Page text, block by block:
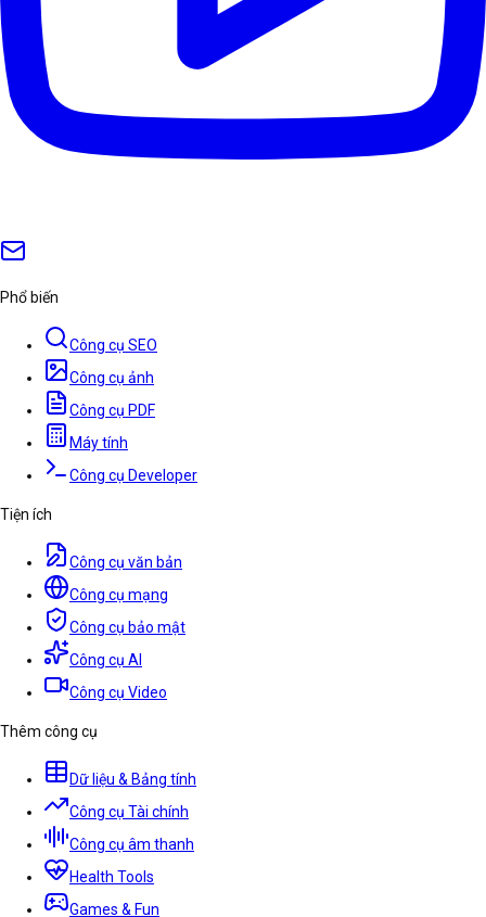
Phổ biến
Công cụ SEO
Công cụ ảnh
Công cụ PDF
Máy tính
Công cụ Developer
Tiện ích
Công cụ văn bản
Công cụ mạng
Công cụ bảo mật
Công cụ AI
Công cụ Video
Thêm công cụ
Dữ liệu & Bảng tính
Công cụ Tài chính
Công cụ âm thanh
Health Tools
Games & Fun